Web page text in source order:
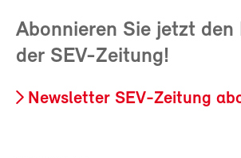
Abonnieren Sie jetzt den
der SEV-Zeitung!
Newsletter SEV-Zeitung